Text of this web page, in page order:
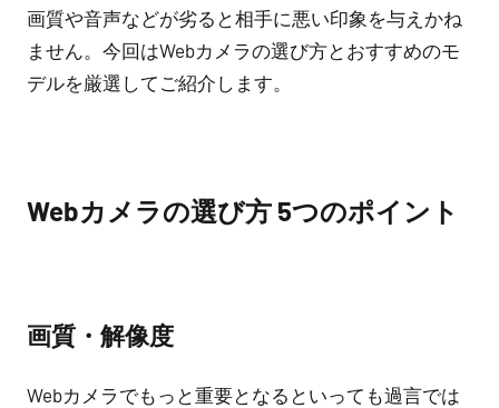
画質や音声などが劣ると相手に悪い印象を与えかね
ません。今回はWebカメラの選び方とおすすめのモ
デルを厳選してご紹介します。
Webカメラの選び方 5つのポイント
画質・解像度
Webカメラでもっと重要となるといっても過言では